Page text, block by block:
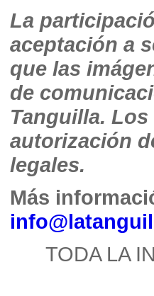
La
aceptación a
que las
de
Tanguilla.
autorización
legales.
Más
TODA LA